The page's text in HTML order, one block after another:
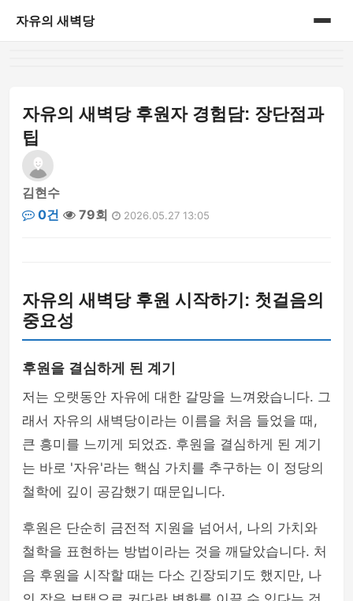
자유의 새벽당
자유의 새벽당 후원자 경험담: 장단점과
팁
김현수
0건
79회 2026.05.27 13:05
자유의 새벽당 후원 시작하기: 첫걸음의
중요성
후원을 결심하게 된 계기
저는 오랫동안 자유에 대한 갈망을 느껴왔습니다. 그
래서 자유의 새벽당이라는 이름을 처음 들었을 때,
큰 흥미를 느끼게 되었죠. 후원을 결심하게 된 계기
는 바로 '자유'라는 핵심 가치를 추구하는 이 정당의
철학에 깊이 공감했기 때문입니다.
후원은 단순히 금전적 지원을 넘어서, 나의 가치와
철학을 표현하는 방법이라는 것을 깨달았습니다. 처
음 후원을 시작할 때는 다소 긴장되기도 했지만, 나